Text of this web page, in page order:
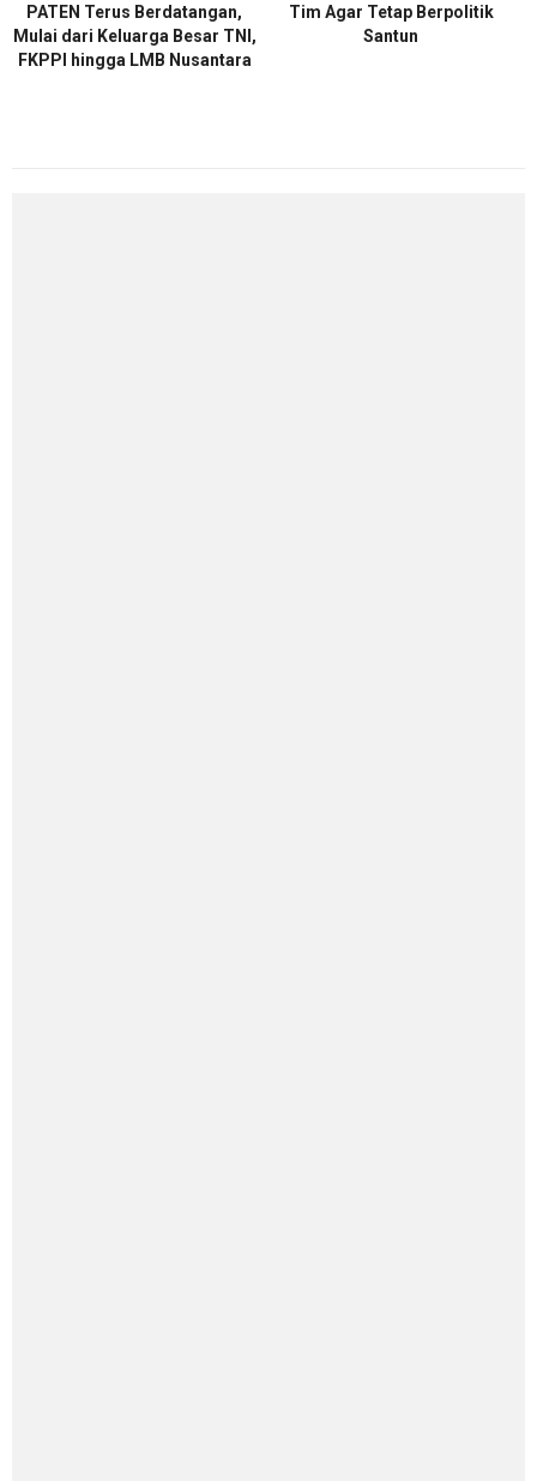
PATEN Terus Berdatangan,
Mulai dari Keluarga Besar TNI,
FKPPI hingga LMB Nusantara
Tim Agar Tetap Berpolitik
Santun